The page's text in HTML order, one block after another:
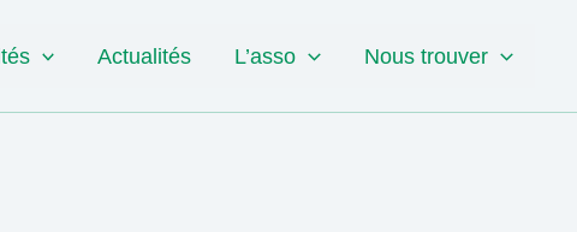
Actualités L’asso Nous trouver